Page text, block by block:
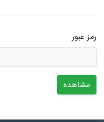
رمز عبور
مشاهده